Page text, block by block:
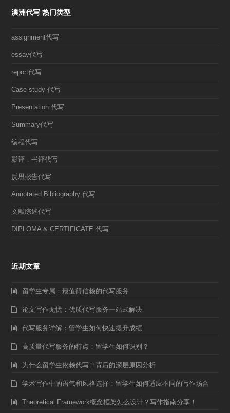
澳洲代写 热门类型
assignment代写
essay代写
report代写
Case study 代写
Presentation 代写
Summary代写
编程代写
影评，书评代写
反思报告代写
Annotated Bibliography 代写
文献综述代写
DIPLOMA & CERTIFICATE 代写
近期文章
留学生专属：最值得信赖的代写服务
论文写作无忧：优质代写服务一站式解决
代写服务详解：留学生如何快速提升成绩
高质量代写服务的特点：留学生如何识别？
为什么留学生依赖代写？背后的深层原因分析
学术写作中的语气和风格选择：留学生如何适应不同的写作场合
Theoretical Framework概念框架怎么设计？写作指南分享！